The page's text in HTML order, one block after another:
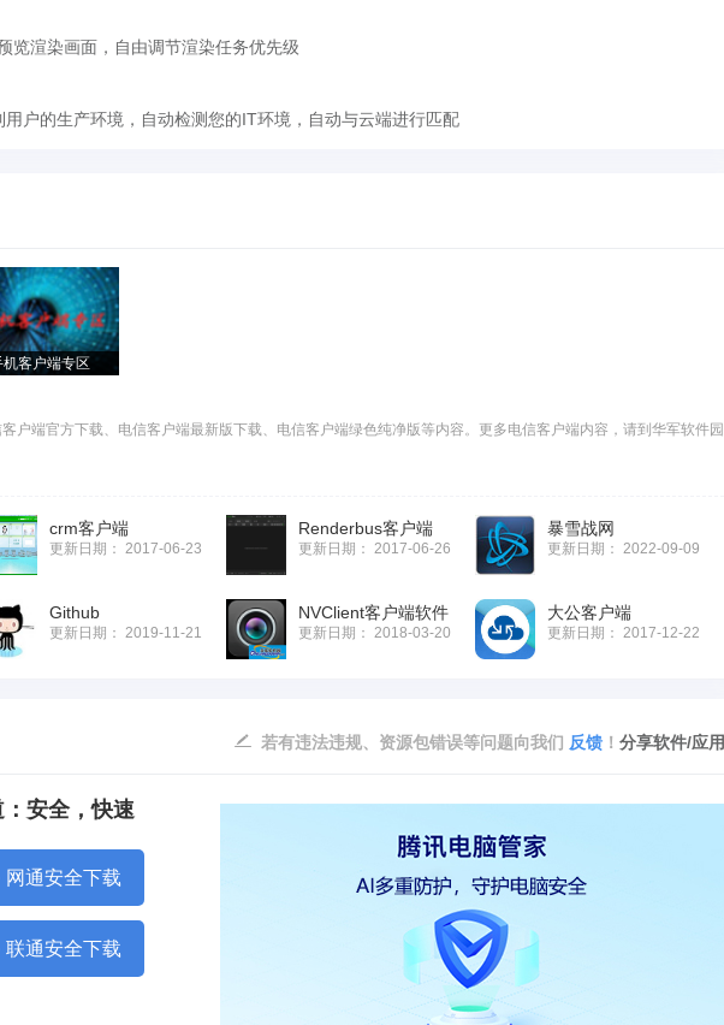
览渲染画面，自由调节渲染任务优先级
户的生产环境，自动检测您的IT环境，自动与云端进行匹配
机客户端专区
户端官方下载、电信客户端最新版下载、电信客户端绿色纯净版等内容。更多电信客户端内容，请到华军软件园
crm客户端
更新日期： 2017-06-23
Renderbus客户端
更新日期： 2017-06-26
暴雪战网
更新日期： 2022-09-09
Github
更新日期： 2019-11-21
NVClient客户端软件
更新日期： 2018-03-20
大公客户端
更新日期： 2017-12-22
分享软件/应用
若有违法违规、资源包错误等问题向我们 反馈 ！
安全，快速
网通安全下载
联通安全下载